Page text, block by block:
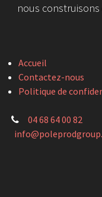
nous
Accueil
Contactez-nous
Politique de
04 68 64 00 82